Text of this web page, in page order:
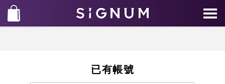
已有帳號